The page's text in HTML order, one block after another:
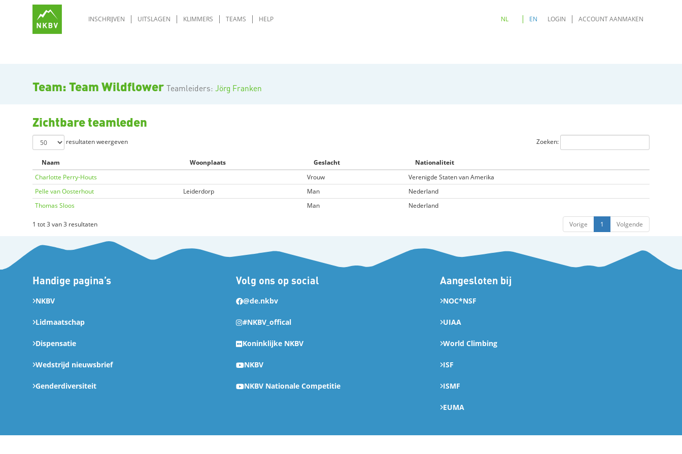
INSCHRIJVEN UITSLAGEN KLIMMERS TEAMS HELP NL EN LOGIN ACCOUNT AANMAKEN
Team: Team Wildflower Teamleiders: Jörg Franken
Zichtbare teamleden
resultaten weergeven Zoeken:
Naam Woonplaats Geslacht
Nationaliteit
Charlotte Perry-Houts
Vrouw
Verenigde Staten van Amerika
Pelle van Oosterhout
Leiderdorp Man
Nederland
Thomas Sloos
Man Nederland
1 tot 3 van 3 resultaten Vorige 1 Volgende
Handige pagina’s
NKBV
Lidmaatschap
Dispensatie
Wedstrijd nieuwsbrief
Genderdiversiteit
Volg ons op social
@de.nkbv
#NKBV_offical
Koninklijke NKBV
NKBV
NKBV Nationale Competitie
Aangesloten bij
NOC*NSF
UIAA
World Climbing
ISF
ISMF
EUMA